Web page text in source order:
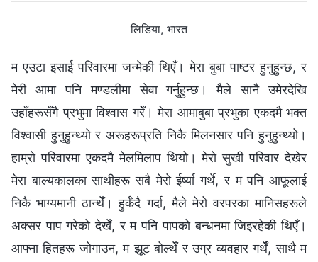
लिडिया, भारत
म एउटा इसाई परिवारमा जन्मेकी थिएँ। मेरा बुबा पाष्टर हुनुहुन्छ, र
मेरी आमा पनि मण्डलीमा सेवा गर्नुहुन्छ। मैले सानै उमेरदेखि
उहाँहरूसँगै प्रभुमा विश्वास गरेँ। मेरा आमाबुबा प्रभुका एकदमै भक्त
विश्वासी हुनुहुन्थ्यो र अरूहरूप्रति निकै मिलनसार पनि हुनुहुन्थ्यो।
हाम्रो परिवारमा एकदमै मेलमिलाप थियो। मेरो सुखी परिवार देखेर
मेरा बाल्यकालका साथीहरू सबै मेरो ईर्ष्या गर्थे, र म पनि आफूलाई
निकै भाग्यमानी ठान्थेँ। हुर्कँदै गर्दा, मैले मेरो वरपरका मानिसहरूले
अक्सर पाप गरेको देखेँ, र म पनि पापको बन्धनमा जिइरहेकी थिएँ।
आफ्ना हितहरू जोगाउन, म झूट बोल्थेँ र उग्र व्यवहार गर्थेँ, साथै म